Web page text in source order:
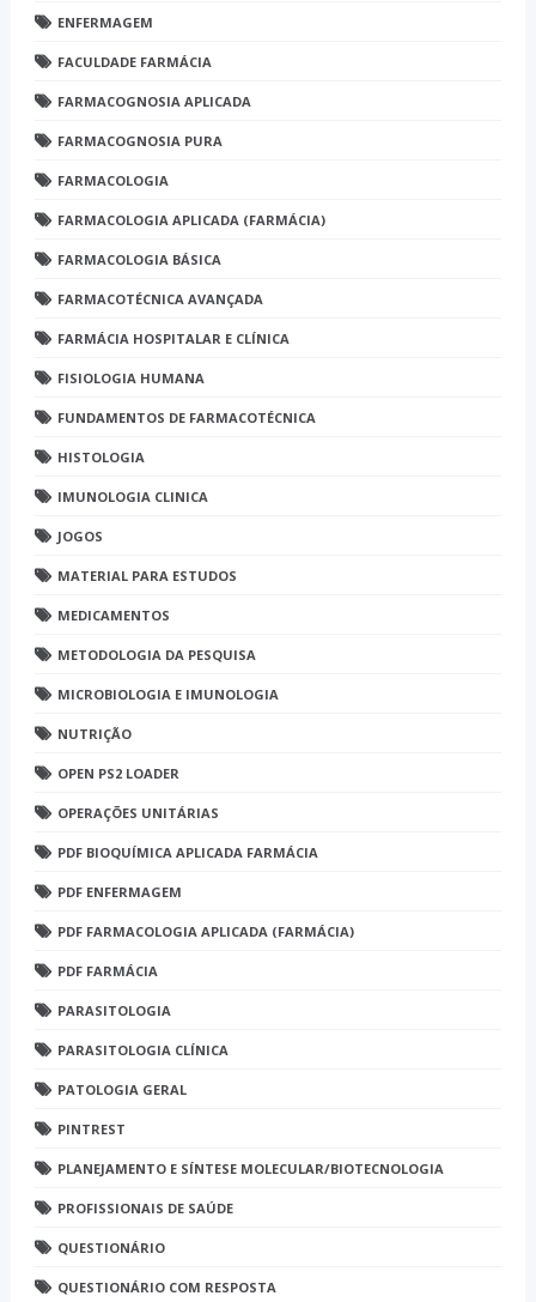
ENFERMAGEM
FACULDADE FARMÁCIA
FARMACOGNOSIA APLICADA
FARMACOGNOSIA PURA
FARMACOLOGIA
FARMACOLOGIA APLICADA (FARMÁCIA)
FARMACOLOGIA BÁSICA
FARMACOTÉCNICA AVANÇADA
FARMÁCIA HOSPITALAR E CLÍNICA
FISIOLOGIA HUMANA
FUNDAMENTOS DE FARMACOTÉCNICA
HISTOLOGIA
IMUNOLOGIA CLINICA
JOGOS
MATERIAL PARA ESTUDOS
MEDICAMENTOS
METODOLOGIA DA PESQUISA
MICROBIOLOGIA E IMUNOLOGIA
NUTRIÇÃO
OPEN PS2 LOADER
OPERAÇÕES UNITÁRIAS
PDF BIOQUÍMICA APLICADA FARMÁCIA
PDF ENFERMAGEM
PDF FARMACOLOGIA APLICADA (FARMÁCIA)
PDF FARMÁCIA
PARASITOLOGIA
PARASITOLOGIA CLÍNICA
PATOLOGIA GERAL
PINTREST
PLANEJAMENTO E SÍNTESE MOLECULAR/BIOTECNOLOGIA
PROFISSIONAIS DE SAÚDE
QUESTIONÁRIO
QUESTIONÁRIO COM RESPOSTA